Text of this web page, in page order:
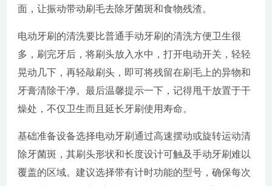
面，让振动带动刷毛去除牙菌斑和食物残渣。
电动牙刷的清洗要比普通手动牙刷的清洗方便卫生很
多，刷完牙后，将刷头放入水中，打开电动开关，轻轻
晃动几下，再轻敲刷头，即可将残留在刷毛上的异物和
牙膏清除干净。最后温馨提示一下，记得甩干放置于干
燥处，不仅卫生而且延长牙刷使用寿命。
基础准备设备选择电动牙刷通过高速摆动或旋转运动清
除牙菌斑，其刷头形状和长度设计可触及手动牙刷难以
覆盖的区域。建议选择带有计时功能的型号，确保每次